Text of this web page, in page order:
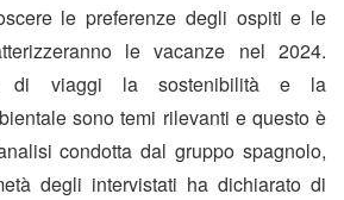
le preferenze degli ospiti e le
le vacanze nel 2024.
di viaggi la sostenibilità e la
sono temi rilevanti e questo è
condotta dal gruppo spagnolo,
degli intervistati ha dichiarato di